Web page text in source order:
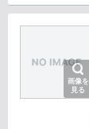
画像を
見る